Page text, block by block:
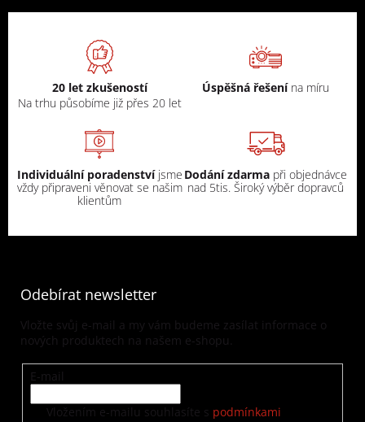
20 let zkušeností
Na trhu působíme již přes 20 let
Úspěšná řešení na míru
Individuální poradenstvíjsme
vždy připraveni věnovat se našim
klientům
Dodání zdarma při objednávce
nad 5tis. Široký výběr dopravců
Odebírat newsletter
Vložte svůj e-mail a my vám budeme zasílat informace o
nových produktech na našem e-shopu.
E-mail
Vložením e-mailu souhlasíte s podmínkami